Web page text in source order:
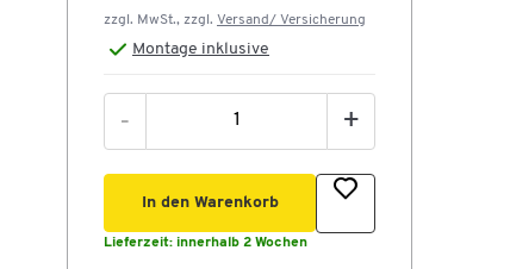
zzgl. MwSt., zzgl. Versand/ Versicherung
Montage inklusive
- +
In den Warenkorb
Lieferzeit: innerhalb 2 Wochen